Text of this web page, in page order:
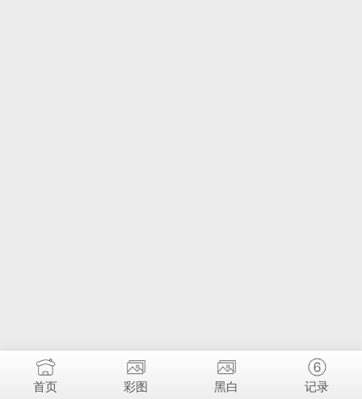
首页 彩图 黑白 记录